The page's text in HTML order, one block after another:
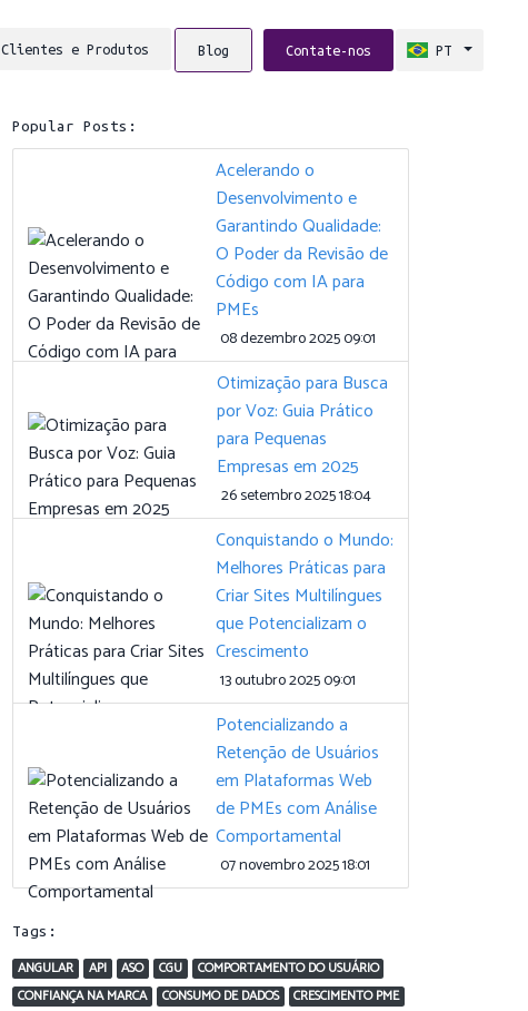
Clientes e Produtos Blog Contate-nos PT
Popular Posts:
Acelerando o
Desenvolvimento e
Garantindo Qualidade:
O Poder da Revisão de
Código com IA para
PMEs
08 dezembro 2025 09:01
Otimização para Busca
por Voz: Guia Prático
para Pequenas
Empresas em 2025
26 setembro 2025 18:04
Conquistando o Mundo:
Melhores Práticas para
Criar Sites Multilíngues
que Potencializam o
Crescimento
13 outubro 2025 09:01
Potencializando a
Retenção de Usuários
em Plataformas Web
de PMEs com Análise
Comportamental
07 novembro 2025 18:01
Tags:
ANGULAR API ASO CGU
COMPORTAMENTO DO USUÁRIO
CONFIANÇA NA MARCA
CONSUMO DE DADOS
CRESCIMENTO PME